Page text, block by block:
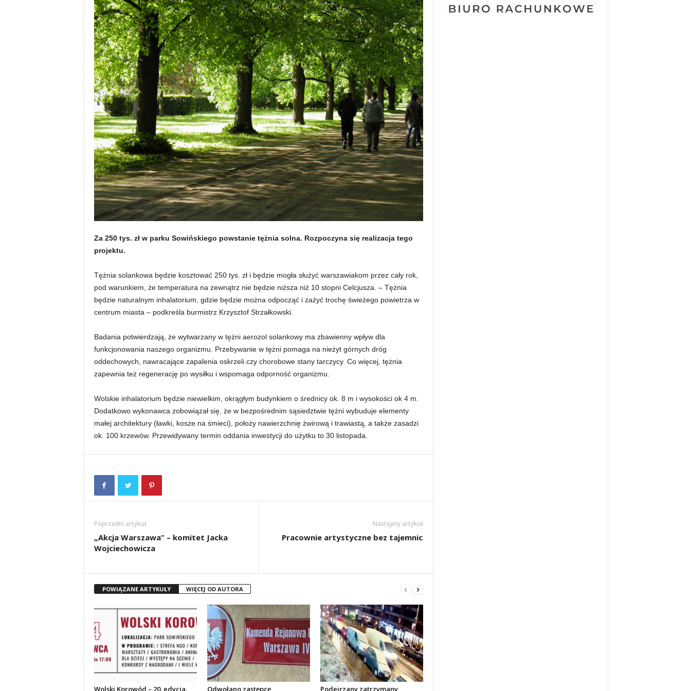
Za 250 tys. zł w parku Sowińskiego powstanie tężnia solna. Rozpoczyna się realizacja tego
projektu.
Tężnia solankowa będzie kosztować 250 tys. zł i będzie mogła służyć warszawiakom przez cały rok,
pod warunkiem, że temperatura na zewnątrz nie będzie niższa niż 10 stopni Celcjusza. – Tężnia
będzie naturalnym inhalatorium, gdzie będzie można odpocząć i zażyć trochę świeżego powietrza w
centrum miasta – podkreśla burmistrz Krzysztof Strzałkowski.
Badania potwierdzają, że wytwarzany w tężni aerozol solankowy ma zbawienny wpływ dla
funkcjonowania naszego organizmu. Przebywanie w tężni pomaga na nieżyt górnych dróg
oddechowych, nawracające zapalenia oskrzeli czy chorobowe stany tarczycy. Co więcej, tężnia
zapewnia też regenerację po wysiłku i wspomaga odporność organizmu.
Wolskie inhalatorium będzie niewielkim, okrągłym budynkiem o średnicy ok. 8 m i wysokości ok 4 m.
Dodatkowo wykonawca zobowiązał się, że w bezpośrednim sąsiedztwie tężni wybuduje elementy
małej architektury (ławki, kosze na śmieci), położy nawierzchnię żwirową i trawiastą, a także zasadzi
ok. 100 krzewów. Przewidywany termin oddania inwestycji do użytku to 30 listopada.
Poprzedni artykuł
„Akcja Warszawa” – komitet Jacka
Wojciechowicza
Następny artykuł
Pracownie artystyczne bez tajemnic
POWIĄZANE ARTYKUŁY WIĘCEJ OD AUTORA
Wolski Korowód – 20. edycja. Odwołano zastępcę Podejrzany zatrzymany